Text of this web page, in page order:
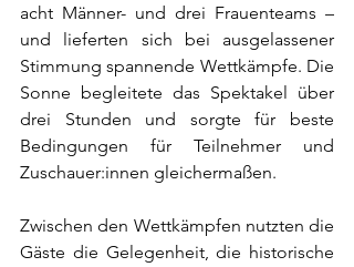
acht Männer- und drei Frauenteams –
und lieferten sich bei ausgelassener
Stimmung spannende Wettkämpfe. Die
Sonne begleitete das Spektakel über
drei Stunden und sorgte für beste
Bedingungen für Teilnehmer und
Zuschauer:innen gleichermaßen.
Zwischen den Wettkämpfen nutzten die
Gäste die Gelegenheit, die historische